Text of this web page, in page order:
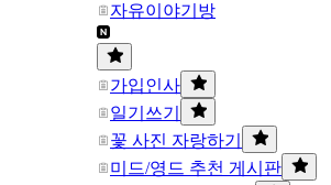
자유이야기방
가입인사
일기쓰기
꽃 사진 자랑하기
미드/영드 추천 게시판